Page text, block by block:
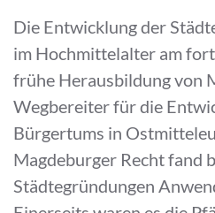
Die Entwicklung der
im Hochmittelalter am
frühe Herausbildung von
Wegbereiter für die
Bürgertums in
Magdeburger Recht fand
Städtegründungen